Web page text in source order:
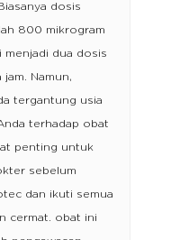
dosis
800 mikrogram
dua dosis
Namun,
tergantung usia
terhadap obat
penting untuk
sebelum
dan ikuti semua
cermat. obat ini